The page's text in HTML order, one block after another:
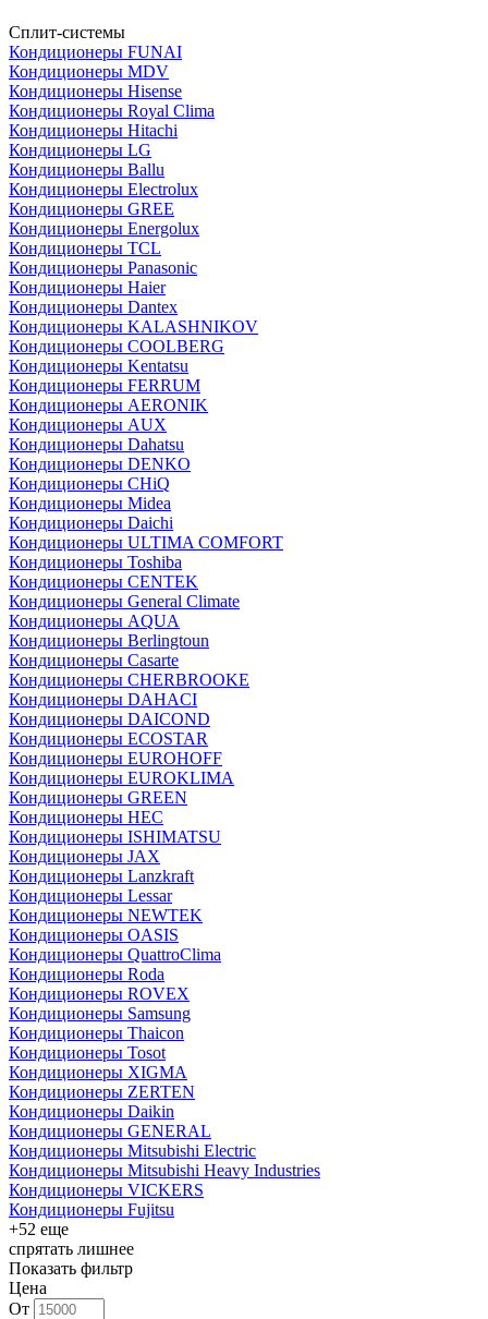
Сплит-системы
Кондиционеры FUNAI
Кондиционеры MDV
Кондиционеры Hisense
Кондиционеры Royal Clima
Кондиционеры Hitachi
Кондиционеры LG
Кондиционеры Ballu
Кондиционеры Electrolux
Кондиционеры GREE
Кондиционеры Energolux
Кондиционеры TCL
Кондиционеры Panasonic
Кондиционеры Haier
Кондиционеры Dantex
Кондиционеры KALASHNIKOV
Кондиционеры СOOLBERG
Кондиционеры Kentatsu
Кондиционеры FERRUM
Кондиционеры AERONIK
Кондиционеры AUX
Кондиционеры Dahatsu
Кондиционеры DENKO
Кондиционеры CHiQ
Кондиционеры Midea
Кондиционеры Daichi
Кондиционеры ULTIMA COMFORT
Кондиционеры Toshiba
Кондиционеры CENTEK
Кондиционеры General Climate
Кондиционеры AQUA
Кондиционеры Berlingtoun
Кондиционеры Casarte
Кондиционеры CHERBROOKE
Кондиционеры DAHACI
Кондиционеры DAICOND
Кондиционеры ECOSTAR
Кондиционеры EUROHOFF
Кондиционеры EUROKLIMA
Кондиционеры GREEN
Кондиционеры HEC
Кондиционеры ISHIMATSU
Кондиционеры JAX
Кондиционеры Lanzkraft
Кондиционеры Lessar
Кондиционеры NEWTEK
Кондиционеры OASIS
Кондиционеры QuattroClima
Кондиционеры Roda
Кондиционеры ROVEX
Кондиционеры Samsung
Кондиционеры Thaicon
Кондиционеры Tosot
Кондиционеры XIGMA
Кондиционеры ZERTEN
Кондиционеры Daikin
Кондиционеры GENERAL
Кондиционеры Mitsubishi Electric
Кондиционеры Mitsubishi Heavy Industries
Кондиционеры VICKERS
Кондиционеры Fujitsu
+52 еще
спрятать лишнее
Показать фильтр
Цена
От